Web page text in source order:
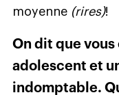
moyenne (rires)!
On dit que vous
adolescent et
indomptable.